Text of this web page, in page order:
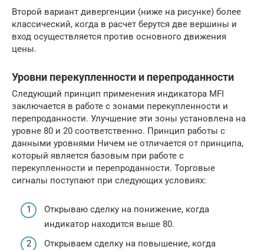
Второй вариант дивергенции (ниже на рисунке) более
классический, когда в расчет берутся две вершины и
вход осуществляется против основного движения
цены.
Уровни перекупленности и перепроданности
Следующий принцип применения индикатора MFI
заключается в работе с зонами перекупленности и
перепроданности. Улучшение эти зоны установлена на
уровне 80 и 20 соответственно. Принцип работы с
данными уровнями Ничем не отличается от принципа,
который является базовым при работе с
перекупленности и перепроданности. Торговые
сигналы поступают при следующих условиях:
Открываю сделку на понижение, когда
индикатор находится выше 80.
Открываем сделку на повышение, когда